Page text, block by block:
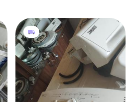
загрузки